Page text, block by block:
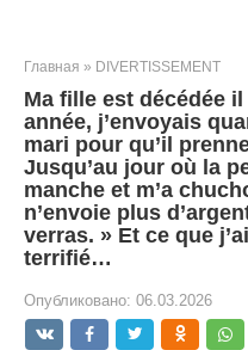
Главная » DIVERTISSEMENT
Ma fille est décédée
année, j’envoyais
mari pour qu’il
Jusqu’au jour où la
manche et m’a
n’envoie plus
verras. » Et ce que
terrifié…
Опубликовано: 06.03.2026